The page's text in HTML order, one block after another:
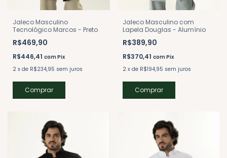
Jaleco Masculino
Tecnológico Marcos - Preto
R$469,90
R$446,41 comPix
2 x de R$234,95 sem juros
Comprar
Jaleco Masculino com
Lapela Douglas - Alumínio
R$389,90
R$370,41 comPix
2 x de R$194,95 sem juros
Comprar